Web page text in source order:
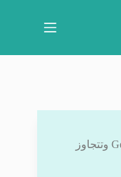
جوجل تُحدث نموذج Gemini 3 Deep Think وتتجاوز